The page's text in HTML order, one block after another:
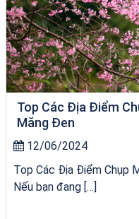
Top Các Địa Điểm
Măng Đen
12/06/2024
Top Các Địa Điểm Chụp
Nếu bạn đang […]